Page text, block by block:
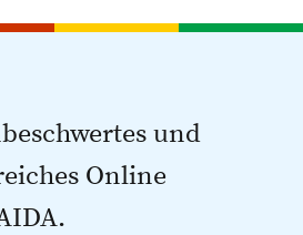
und
Online